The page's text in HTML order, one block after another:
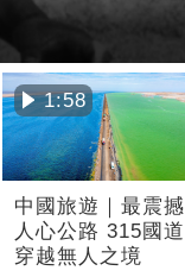
1:58
中國旅遊｜最震撼
人心公路 315國道
穿越無人之境